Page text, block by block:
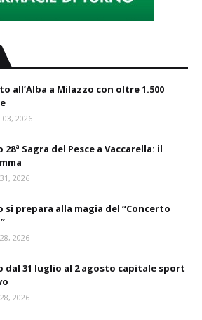
all’Alba a Milazzo con oltre 1.500
2026
28ª Sagra del Pesce a Vaccarella: il
2026
si prepara alla magia del “Concerto
2026
dal 31 luglio al 2 agosto capitale sport
2026